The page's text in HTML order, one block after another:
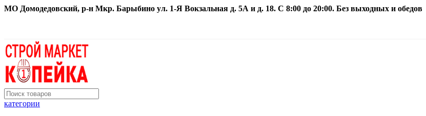
МО Домодедовский, р-н Мкр. Барыбино ул. 1-Я Вокзальная д. 5А и д. 18. С 8:00 до 20:00. Без выходных и обедов
категории